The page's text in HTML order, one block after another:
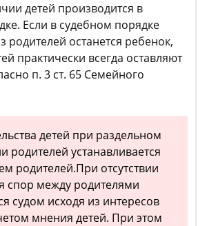
детей производится в
Если в судебном порядке
родителей останется ребенок,
практически всегда оставляют
п. 3 ст. 65 Семейного
детей при раздельном
родителей устанавливается
родителей.При отсутствии
спор между родителями
судом исходя из интересов
мнения детей. При этом